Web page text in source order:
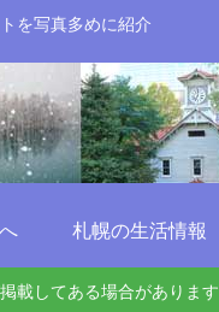
を写真多めに紹介
札幌の生活情報
載してある場合があります